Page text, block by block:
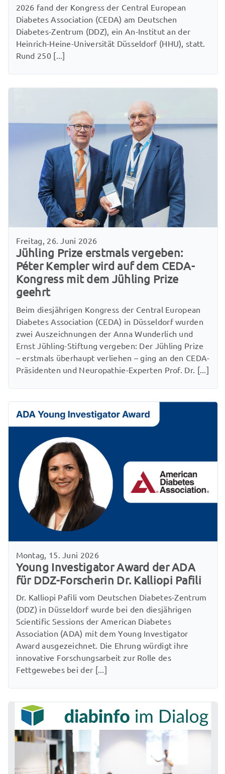
2026 fand der Kongress der Central European
Diabetes Association (CEDA) am Deutschen
Diabetes-Zentrum (DDZ), ein An-Institut an der
Heinrich-Heine-Universität Düsseldorf (HHU), statt.
Rund 250 [...]
Freitag, 26. Juni 2026
Jühling Prize erstmals vergeben:
Péter Kempler wird auf dem CEDA-
Kongress mit dem Jühling Prize
geehrt
Beim diesjährigen Kongress der Central European
Diabetes Association (CEDA) in Düsseldorf wurden
zwei Auszeichnungen der Anna Wunderlich und
Ernst Jühling-Stiftung vergeben: Der Jühling Prize
– erstmals überhaupt verliehen – ging an den CEDA-
Präsidenten und Neuropathie-Experten Prof. Dr. [...]
Montag, 15. Juni 2026
Young Investigator Award der ADA
für DDZ-Forscherin Dr. Kalliopi Pafili
Dr. Kalliopi Pafili vom Deutschen Diabetes-Zentrum
(DDZ) in Düsseldorf wurde bei den diesjährigen
Scientific Sessions der American Diabetes
Association (ADA) mit dem Young Investigator
Award ausgezeichnet. Die Ehrung würdigt ihre
innovative Forschungsarbeit zur Rolle des
Fettgewebes bei der [...]